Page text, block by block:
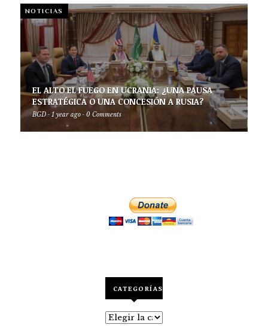
NOTICIAS
EL ALTO EL FUEGO EN UCRANIA: ¿UNA PAUSA
ESTRATÉGICA O UNA CONCESIÓN A RUSIA?
BGD · 1 year ago · 0 Comments
CATEGORÍAS
Categorías